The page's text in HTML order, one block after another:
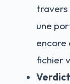
travers
une
encore
fichier